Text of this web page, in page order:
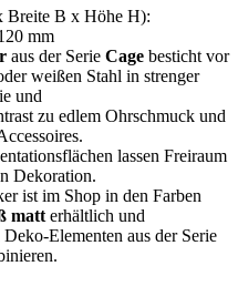
Breite B x Höhe H):
mm
aus der Serie Cagebesticht vor
weißen Stahl in strenger
und
zu edlem Ohrschmuck und
lassen Freiraum
Dekoration.
ist im Shop in den Farben
matt erhältlich und
Elementen aus der Serie